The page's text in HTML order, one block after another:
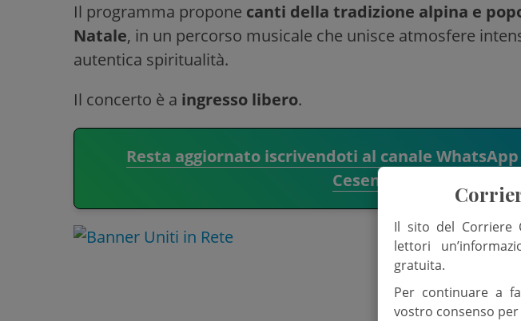
Il programma propone canti della tradizione alpina e
Natale, in un percorso musicale che unisce atmosfere
autentica spiritualità.
Il concerto è a ingresso libero.
Resta aggiornato iscrivendoti al canale
Cesenate.
Il sito del Corriere
lettori
gratuita.
Per continuare a
vostro consenso per